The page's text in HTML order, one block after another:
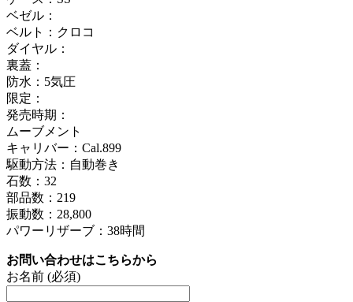
ベゼル：
ベルト：クロコ
ダイヤル：
裏蓋：
防水：5気圧
限定：
発売時期：
ムーブメント
キャリバー：Cal.899
駆動方法：自動巻き
石数：32
部品数：219
振動数：28,800
パワーリザーブ：38時間
お問い合わせはこちらから
お名前 (必須)